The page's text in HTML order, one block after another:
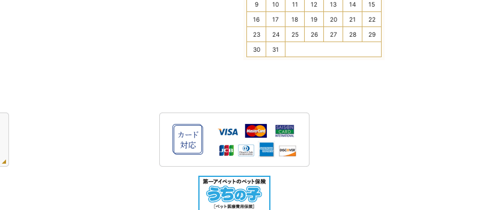
9 10 11 12 13 14 15
16 17 18 19 20 21 22
23 24 25 26 27 28 29
30 31